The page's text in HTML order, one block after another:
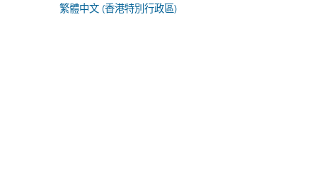
繁體中文 (香港特別行政區)